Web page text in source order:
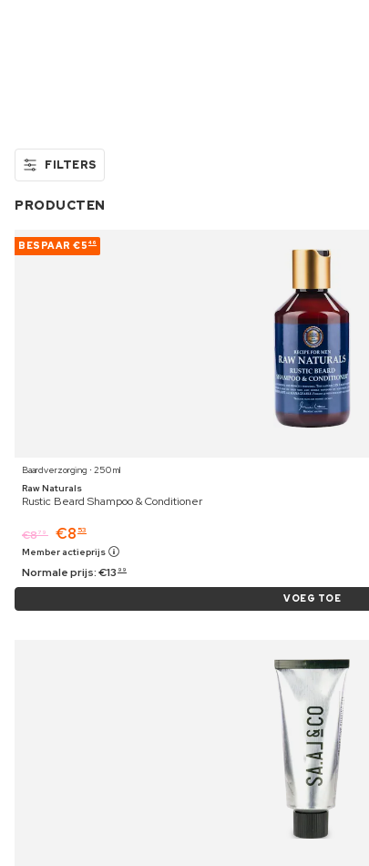
FILTERS
PRODUCTEN
BESPAAR €5 46
Baardverzorging ⋅ 250 ml
Raw Naturals
Rustic Beard Shampoo & Conditioner
€879 €8 53
Member actieprijs
Normale prijs:€13 99
VOEG TOE